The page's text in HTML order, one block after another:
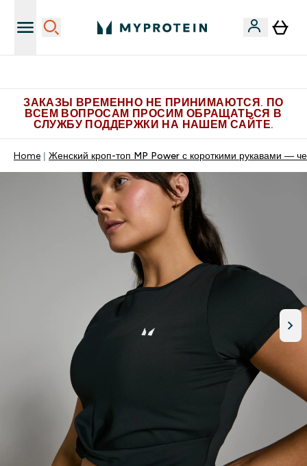
ЗАКАЗЫ ВРЕМЕННО НЕ ПРИНИМАЮТСЯ. ПО
ВСЕМ ВОПРОСАМ ПРОСИМ ОБРАЩАТЬСЯ В
СЛУЖБУ ПОДДЕРЖКИ НА НАШЕМ САЙТЕ.
Home Женский кроп-топ MP Power с короткими рукавами —